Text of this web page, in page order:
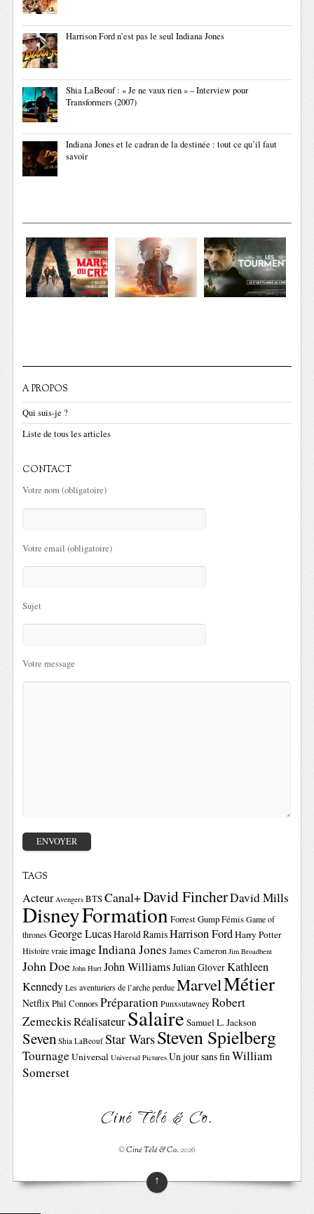
Harrison Ford n’est pas le seul Indiana Jones
Shia LaBeouf : « Je ne vaux rien » – Interview pour
Transformers (2007)
Indiana Jones et le cadran de la destinée : tout ce qu’il faut
savoir
A PROPOS
Qui suis-je ?
Liste de tous les articles
CONTACT
Votre nom (obligatoire)
Votre email (obligatoire)
Sujet
Votre message
TAGS
Acteur Avengers BTSCanal+David FincherDavid Mills
DisneyFormationForrest GumpFémis Game of
thrones George LucasHarold RamisHarrison FordHarry Potter
Histoire vraie imageIndiana Jones James Cameron Jim Broadbent
John Doe John Hurt John WilliamsJulian GloverKathleen
Kennedy Les aventuriers de l’arche perdue MarvelMétier
NetflixPhil ConnorsPréparation Punxsutawney Robert
ZemeckisRéalisateurSalaire Samuel L. Jackson
Seven Shia LaBeouf Star WarsSteven Spielberg
TournageUniversal Universal Pictures Un jour sans finWilliam
Somerset
Ciné Télé & Co.
©Ciné Télé & Co.2026
↑